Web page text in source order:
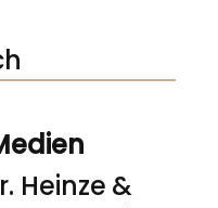
Heinze &